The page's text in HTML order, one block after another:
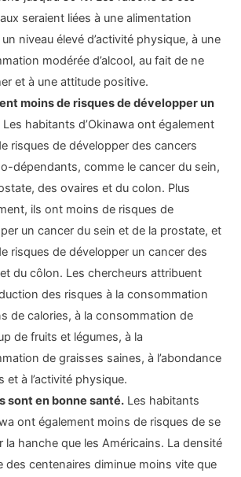
seraient liées à une alimentation
niveau élevé d’activité physique, à une
modérée d’alcool, au fait de ne
et à une attitude positive.
moins de risques de développer un
Les habitants d’Okinawa ont également
risques de développer des cancers
dépendants, comme le cancer du sein,
des ovaires et du colon. Plus
ils ont moins de risques de
un cancer du sein et de la prostate, et
risques de développer un cancer des
du côlon. Les chercheurs attribuent
des risques à la consommation
de calories, à la consommation de
de fruits et légumes, à la
de graisses saines, à l’abondance
et à l’activité physique.
sont en bonne santé. Les habitants
ont également moins de risques de se
la hanche que les Américains. La densité
des centenaires diminue moins vite que